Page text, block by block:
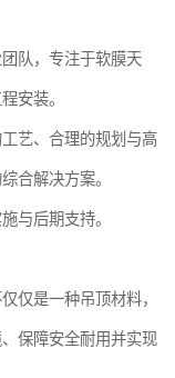
队，专注于软膜天
安装。
艺、合理的规划与高
合解决方案。
与后期支持。
仅是一种吊顶材料，
保障安全耐用并实现